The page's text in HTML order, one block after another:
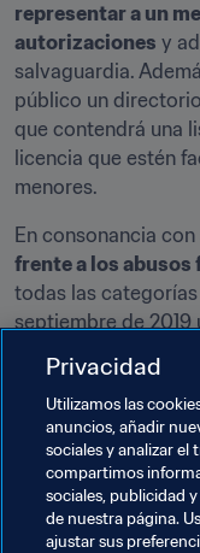
representar a un
autorizaciones y
salvaguardia.
público un
que contendrá una
licencia que estén
menores.
En consonancia con
frente a los
todas las
septiembre de
abarcar
abuso y
un órgano
más severa
de por vida y una
suizos, para
Privacidad
Utilizamos las
anuncios, añadir
sociales y analizar el
compartimos
sociales, publicidad
de nuestra página.
ajustar sus